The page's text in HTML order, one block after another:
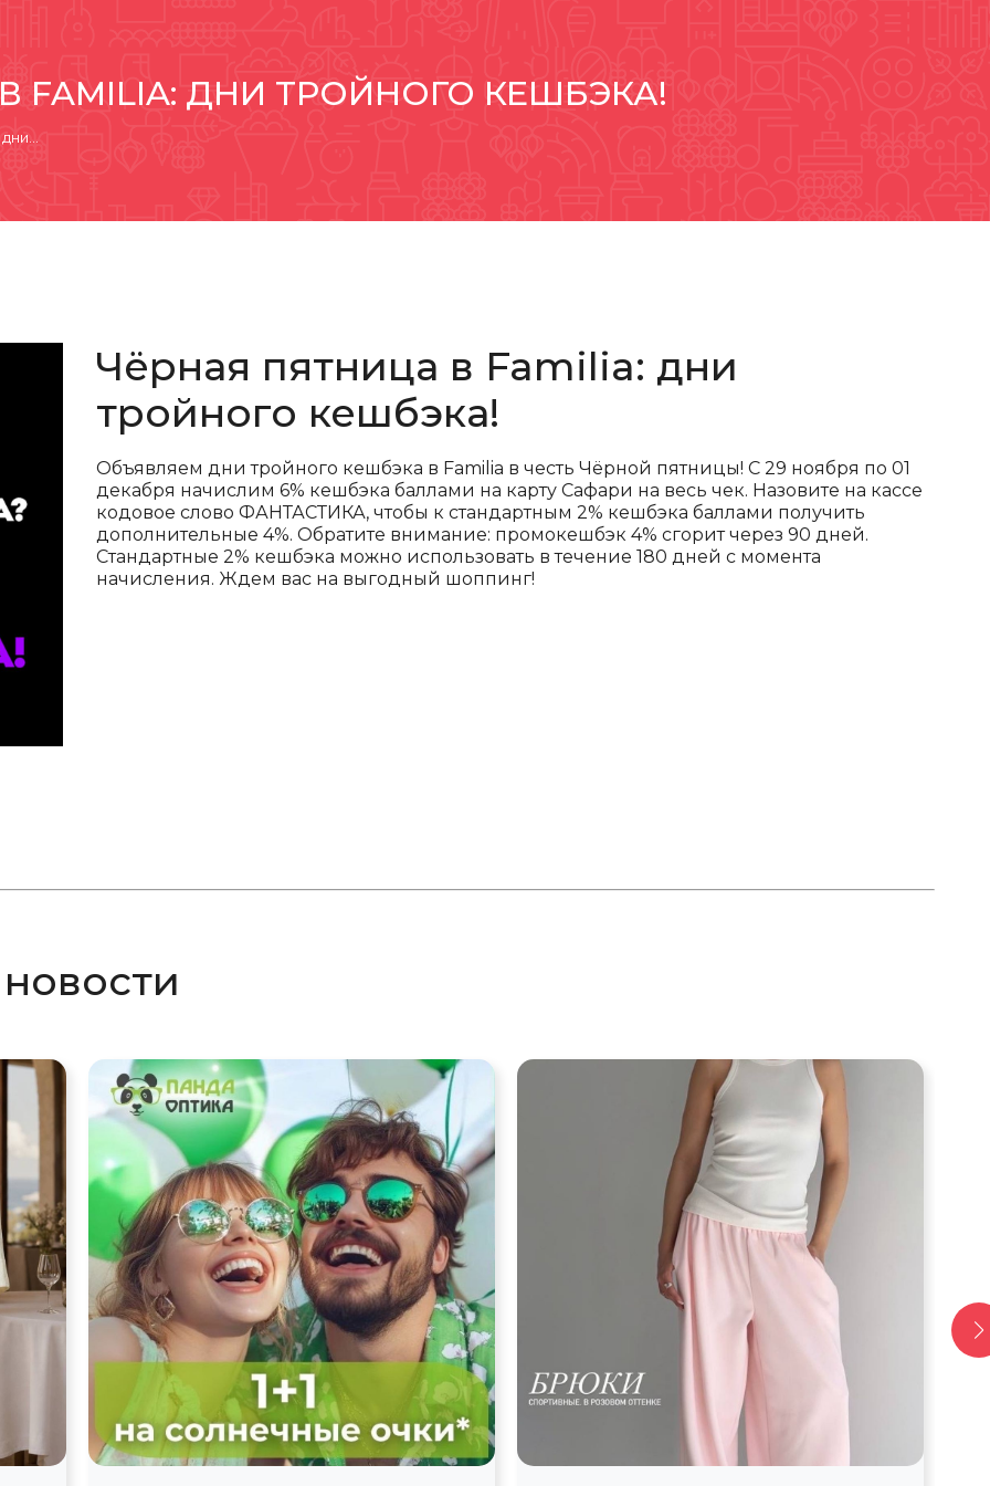
FAMILIA: ДНИ ТРОЙНОГО КЕШБЭКА!
Чёрная пятница в Familia: дни
тройного кешбэка!
Объявляем дни тройного кешбэка в Familia в честь Чёрной пятницы! С 29 ноября по 01
декабря начислим 6% кешбэка баллами на карту Сафари на весь чек. Назовите на кассе
кодовое слово ФАНТАСТИКА, чтобы к стандартным 2% кешбэка баллами получить
дополнительные 4%. Обратите внимание: промокешбэк 4% сгорит через 90 дней.
Стандартные 2% кешбэка можно использовать в течение 180 дней с момента
начисления. Ждем вас на выгодный шоппинг!